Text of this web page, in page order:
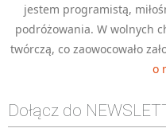
jestem programistą,
podróżowania. W wolnych
twórczą, co zaowocowało
o
Dołącz do